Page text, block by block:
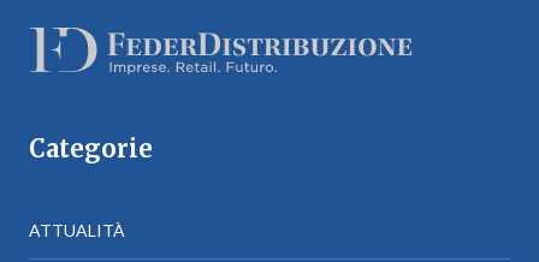
Categorie
ATTUALITÀ